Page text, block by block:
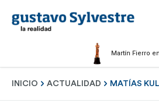
Martín Fierro en
INICIO ACTUALIDAD MATÍAS